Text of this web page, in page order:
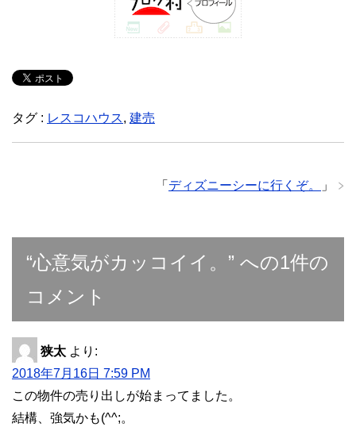
タグ : レスコハウス, 建売
「 ディズニーシーに行くぞ。 」
“心意気がカッコイイ。” への1件の
コメント
狭太 より:
2018年7月16日 7:59 PM
この物件の売り出しが始まってました。
結構、強気かも(^^;。